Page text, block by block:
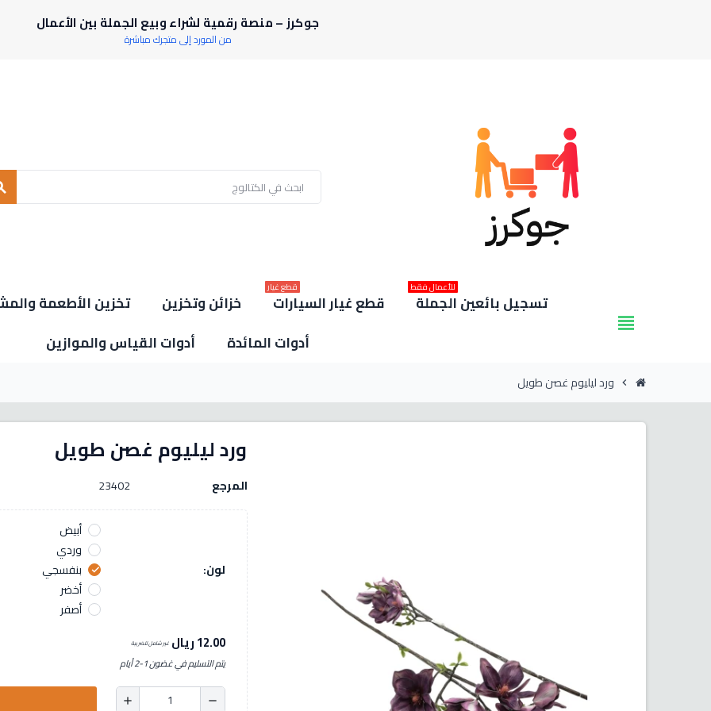
جوكرز – منصة رقمية لشراء وبيع الجملة بين الأعمال
من المورد إلى متجرك مباشرة
view_headline
تسجيل بائعين الجملة
للأعمال فقط
قطع غيار السيارات
قطع غيار
خزائن وتخزين تخزين الأطعمة
أدوات المائدة
أدوات القياس والموازين
chevron_right ورد ليليوم غصن طويل
ورد ليليوم غصن طويل
المرجع 23402
لون:
أبيض
وردي
check
بنفسجي
أخضر
أصفر
12.00 ريال غير شامل للضريبة
يتم التسليم في غضون 1-2 أيام
remove
add